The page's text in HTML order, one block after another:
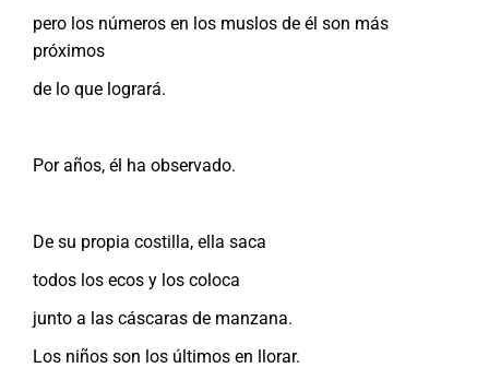
pero los números en los muslos de él son más
próximos
de lo que logrará.
Por años, él ha observado.
De su propia costilla, ella saca
todos los ecos y los coloca
junto a las cáscaras de manzana.
Los niños son los últimos en llorar.